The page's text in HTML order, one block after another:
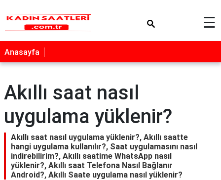
☰
Anasayfa
Akıllı saat nasıl
uygulama yüklenir?
Akıllı saat nasıl uygulama yüklenir?, Akıllı saatte
hangi uygulama kullanılır?, Saat uygulamasını nasıl
indirebilirim?, Akıllı saatime WhatsApp nasıl
yüklenir?, Akıllı saat Telefona Nasıl Bağlanır
Android?, Akıllı Saate uygulama nasıl yüklenir?